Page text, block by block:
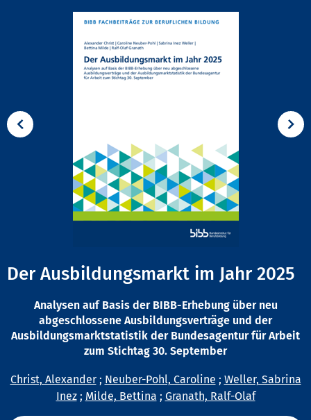
Der Ausbildungsmarkt im Jahr 2025
Analysen auf Basis der BIBB-Erhebung über neu
abgeschlossene Ausbildungsverträge und der
Ausbildungsmarktstatistik der Bundesagentur für Arbeit
zum Stichtag 30. September
Christ, Alexander; Neuber-Pohl, Caroline ; Weller, Sabrina
Inez; Milde, Bettina ; Granath, Ralf-Olaf